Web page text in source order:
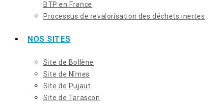
BTP en France
Processus de revalorisation des déchets inertes
NOS SITES
Site de Bollène
Site de Nîmes
Site de Pujaut
Site de Tarascon